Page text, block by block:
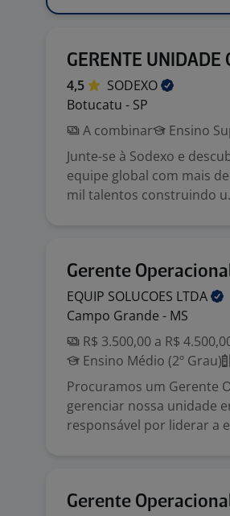
GERENTE UNIDADE
4,5
SODEXO
Botucatu - SP
A combinar
Ensino
Junte-se à Sodexo e
equipe global com mais
mil talentos construindo
Gerente
EQUIP SOLUCOES LTDA
Campo Grande - MS
R$ 3.500,00 a R$
Ensino Médio (2º Grau)
Procuramos um Gerente
gerenciar nossa unidade
responsável por liderar a
Gerente